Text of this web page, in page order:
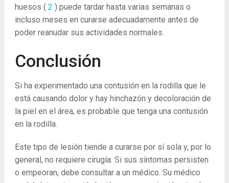
huesos ( 2 ) puede tardar hasta varias semanas o
incluso meses en curarse adecuadamente antes de
poder reanudar sus actividades normales.
Conclusión
Si ha experimentado una contusión en la rodilla que le
está causando dolor y hay hinchazón y decoloración de
la piel en el área, es probable que tenga una contusión
en la rodilla.
Este tipo de lesión tiende a curarse por sí sola y, por lo
general, no requiere cirugía. Si sus síntomas persisten
o empeoran, debe consultar a un médico. Su médico